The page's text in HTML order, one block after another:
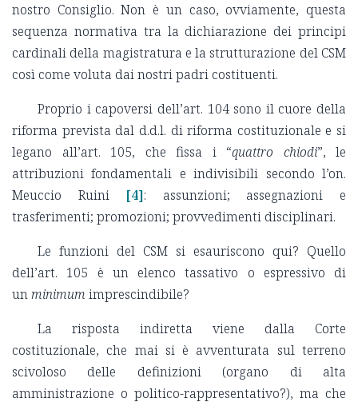
nostro Consiglio. Non è un caso, ovviamente, questa
sequenza normativa tra la dichiarazione dei principi
cardinali della magistratura e la strutturazione del CSM
così come voluta dai nostri padri costituenti.
Proprio i capoversi dell’art. 104 sono il cuore della
riforma prevista dal d.d.l. di riforma costituzionale e si
legano all’art. 105, che fissa i “quattro chiodi”, le
attribuzioni fondamentali e indivisibili secondo l’on.
Meuccio Ruini
[4]: assunzioni; assegnazioni e
trasferimenti; promozioni; provvedimenti disciplinari.
Le funzioni del CSM si esauriscono qui? Quello
dell’art. 105 è un elenco tassativo o espressivo di
unminimum imprescindibile?
La risposta indiretta viene dalla Corte
costituzionale, che mai si è avventurata sul terreno
scivoloso delle definizioni (organo di alta
amministrazione o politico-rappresentativo?), ma che